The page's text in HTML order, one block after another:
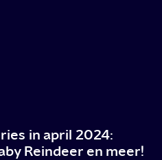
in april 2024:
Reindeer en meer!